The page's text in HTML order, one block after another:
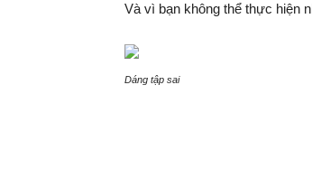
Và vì bạn không thể thực hiện
Dáng tập sai